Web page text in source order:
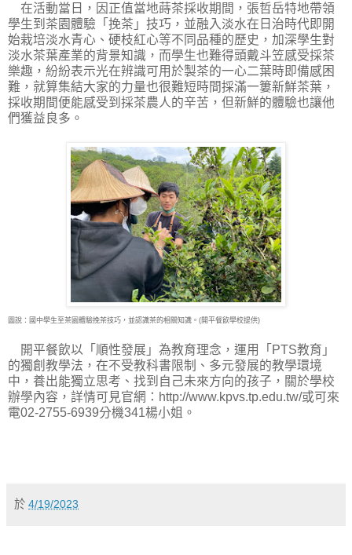
在活動當日，因正值當地蒔茶採收期間，張哲岳特地帶領
學生到茶園體驗「挽茶」技巧，並融入淡水在日治時代即開
始栽培淡水青心、硬枝紅心等不同品種的歷史，加深學生對
淡水茶葉產業的背景知識，而學生也難得頭戴斗笠感受採茶
樂趣，紛紛表示光在辨識可用於製茶的一心二葉時即備感困
難，就算集結大家的力量也很難短時間採滿一簍新鮮茶葉，
採收期間便能感受到採茶農人的辛苦，但新鮮的體驗也讓他
們獲益良多。
圖說：國中學生至茶園體驗挽茶技巧，並認識茶的相關知識。(開平餐飲學校提供)
開平餐飲以「順性發展」為教育理念，運用「PTS教育」
的獨創教學法，在不受教科書限制、多元發展的教學環境
中，養出能獨立思考、找到自己未來方向的孩子，關於學校
辦學內容，詳情可見官網：http://www.kpvs.tp.edu.tw/或可來
電02-2755-6939分機341楊小姐。
於 4/19/2023